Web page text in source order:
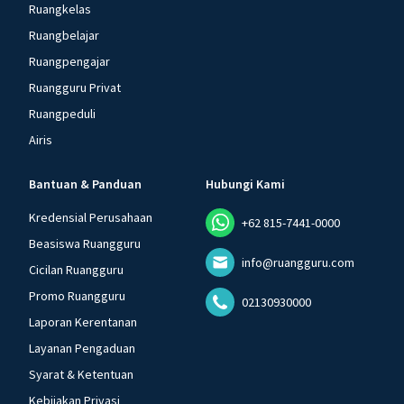
Ruangkelas
Ruangbelajar
Ruangpengajar
Ruangguru Privat
Ruangpeduli
Airis
Bantuan & Panduan
Kredensial Perusahaan
Beasiswa Ruangguru
Cicilan Ruangguru
Promo Ruangguru
Laporan Kerentanan
Layanan Pengaduan
Syarat & Ketentuan
Kebijakan Privasi
Hubungi Kami
+62 815-7441-0000
info@ruangguru.com
02130930000